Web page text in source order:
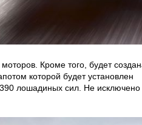
Кроме того, будет
которой будет установлен
лошадиных сил. Не исключено